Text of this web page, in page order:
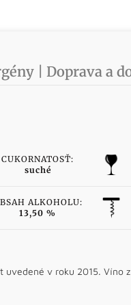
| Doprava a
CUKORNATOSŤ:
suché
ALKOHOLU:
13,50 %
v roku 2015. Víno